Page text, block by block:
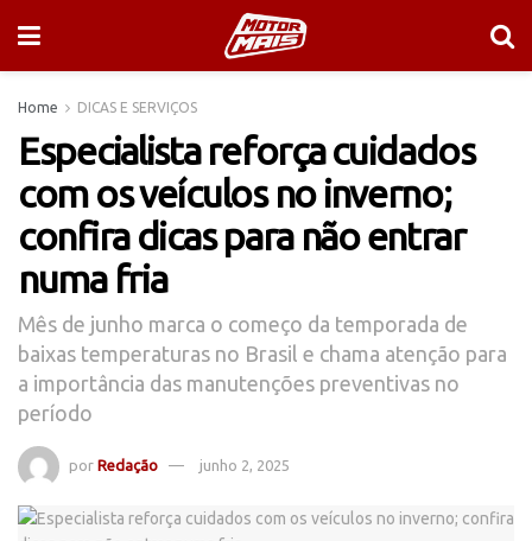
Home DICAS E SERVIÇOS
Especialista reforça cuidados
com os veículos no inverno;
confira dicas para não entrar
numa fria
Mês de junho marca o começo da temporada de
baixas temperaturas no Brasil e chama atenção para
a importância das manutenções preventivas no
período
por Redação junho 2, 2025